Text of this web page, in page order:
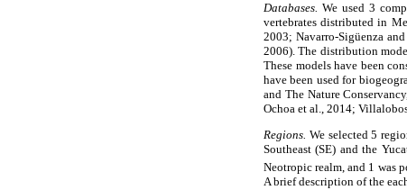
Databases. We used 3
vertebrates distributed in
2003; Navarro-Sigüenza
2006). The distribution
These models have been
have been used for
and The Nature
Ochoa et al., 2014;
Regions. We selected 5
Southeast (SE) and the
Neotropic realm, and 1 was
A brief description of the